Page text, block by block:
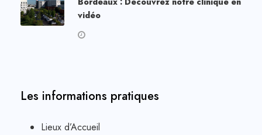
vidéo
Les informations pratiques
Lieux d’Accueil